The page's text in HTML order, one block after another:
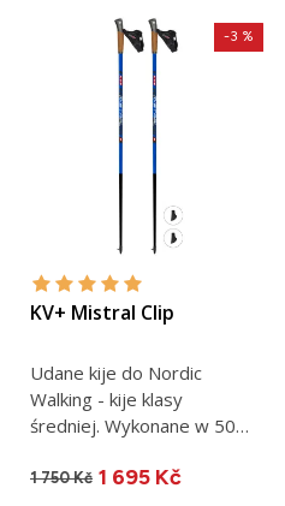
KV+ Mistral Clip
Udane kije do Nordic
Walking - kije klasy
średniej. Wykonane w 50%
140...
1 750 Kč
-3 %
1 695 Kč